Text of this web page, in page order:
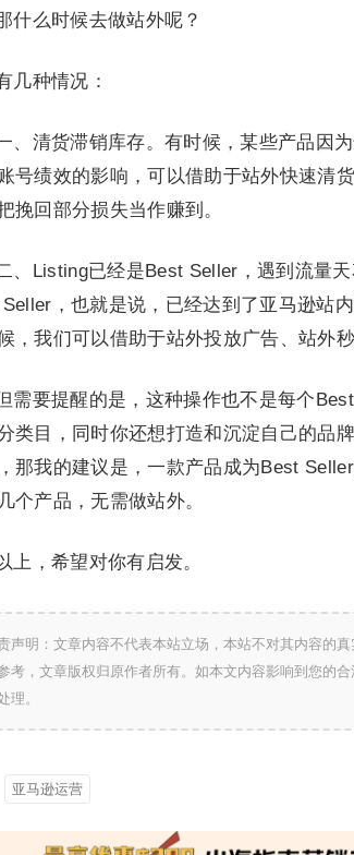
什么时候去做站外呢？
几种情况：
、清货滞销库存。有时候，某些产品因
号绩效的影响，可以借助于站外快速清
挽回部分损失当作赚到。
、Listing已经是Best Seller，遇到流量
，也就是说，已经达到了亚马逊站
，我们可以借助于站外投放广告、站外
需要提醒的是，这种操作也不是每个
类目，同时你还想打造和沉淀自己的品
那我的建议是，一款产品成为Best
个产品，无需做站外。
上，希望对你有启发。
声明：文章内容不代表本站立场，本站不对其内容的
考，文章版权归原作者所有。如本文内容影响到您的
理。
亚马逊运营